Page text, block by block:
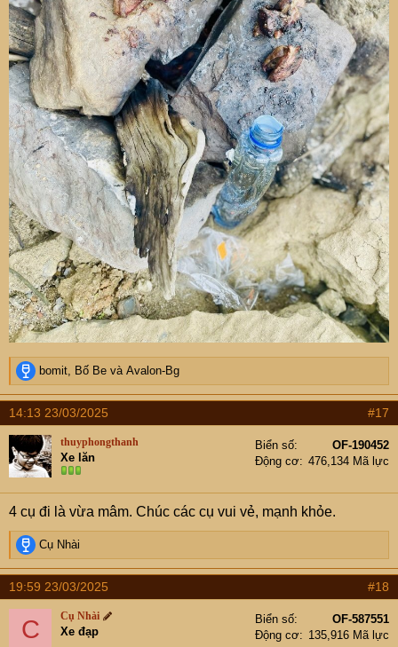
R
e
a
c
t
i
o
n
s
:
bomit Bố Be và Avalon-Bg
14:13 23/03/2025 #17
thuyphongthanh
Xe lăn
Biển số
OF-190452
Động cơ
476,134 Mã lực
4 cụ đi là vừa mâm. Chúc các cụ vui vẻ, mạnh khỏe.
R
e
a
c
t
i
o
Cụ Nhài
19:59 23/03/2025 #18
C Cụ Nhài
Xe đạp
Biển số
OF-587551
Động cơ
135,916 Mã lực